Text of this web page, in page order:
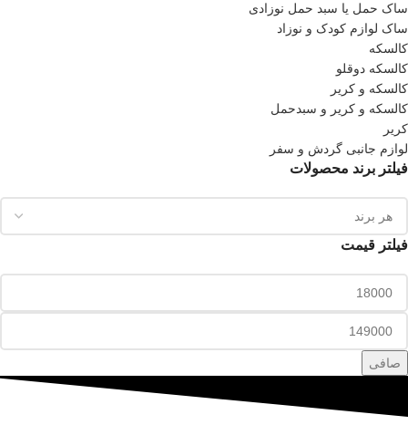
ساک حمل یا سبد حمل نوزادی
ساک لوازم کودک و نوزاد
کالسکه
کالسکه دوقلو
کالسکه و کریر
کالسکه و کریر و سبدحمل
کریر
لوازم جانبی گردش و سفر
فیلتر برند محصولات
فیلتر قیمت
صافی